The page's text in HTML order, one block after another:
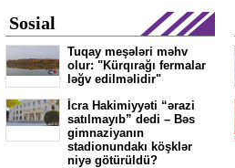
Sosial
Tuqay meşələri məhv
olur: "Kürqırağı fermalar
ləğv edilməlidir"
İcra Hakimiyyəti “ərazi
satılmayıb” dedi – Bəs
gimnaziyanın
stadionundakı köşklər
niyə götürüldü?